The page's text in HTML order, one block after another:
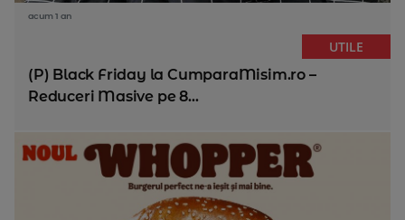
acum 1 an
UTILE
(P) Black Friday la CumparaMisim.ro –
Reduceri Masive pe 8...